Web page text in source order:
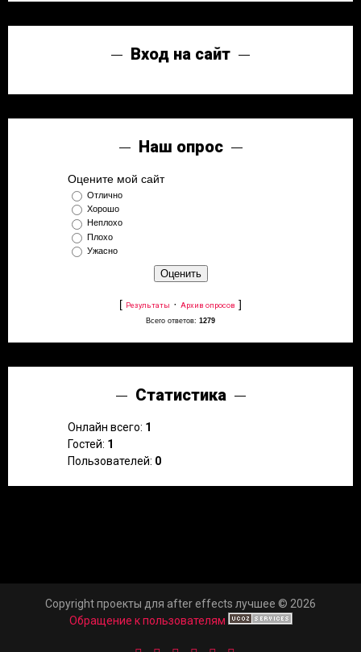
Вход на сайт
Наш опрос
Оцените мой сайт
Отлично
Хорошо
Неплохо
Плохо
Ужасно
[ Результаты · Архив опросов ]
Всего ответов: 1279
Статистика
Онлайн всего: 1
Гостей: 1
Пользователей: 0
Copyright проекты для after effects лучшее © 2026
Обращение к пользователям